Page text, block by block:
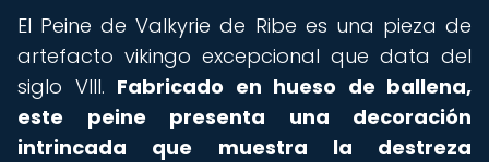
El Peine de Valkyrie de Ribe es una pieza de
artefacto vikingo excepcional que data del
siglo VIII. Fabricado en hueso de ballena,
este peine presenta una decoración
intrincada que muestra la destreza